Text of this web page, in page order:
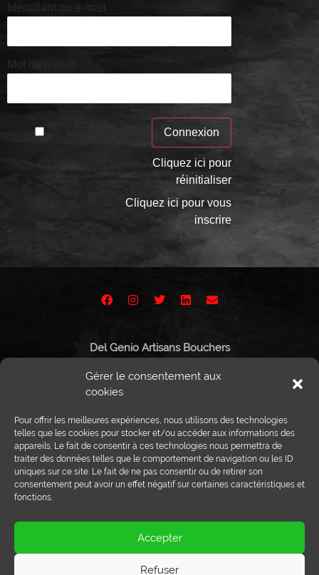
Gérer le consentement aux
cookies
Pour offrir les meilleures expériences, nous utilisons des technologies
telles que les cookies pour stocker et/ou accéder aux informations des
appareils. Le fait de consentir à ces technologies nous permettra de
traiter des données telles que le comportement de navigation ou les ID
uniques sur ce site. Le fait de ne pas consentir ou de retirer son
consentement peut avoir un effet négatif sur certaines caractéristiques et
fonctions.
Accepter
Refuser
Identifiant ou e-mail
Mot de passe
Cliquez ici pour
réinitialiser
Cliquez ici pour vous
inscrire
Del Genio Artisans Bouchers
1950 Sion
Tél : 027 203 32 02
Fax : 027 203 32 68
info@delgenio.ch